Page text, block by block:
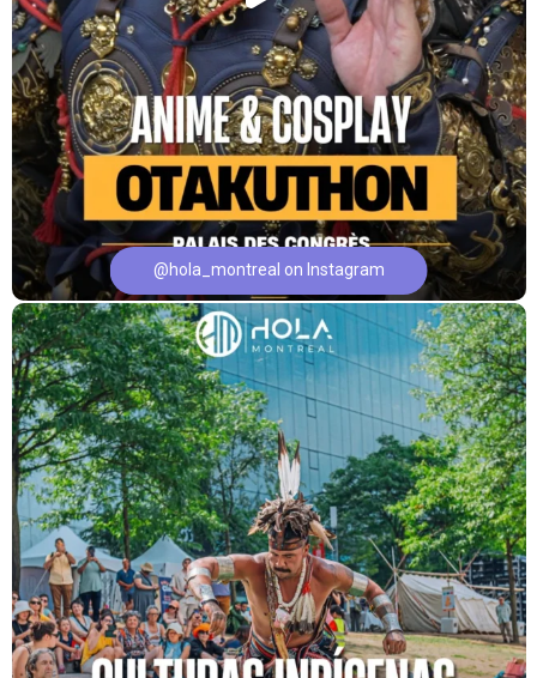
@hola_montreal on Instagram